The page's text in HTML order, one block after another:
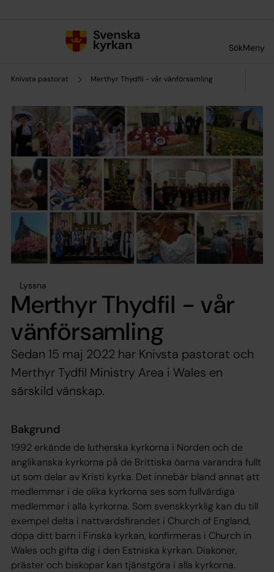
SökMeny
Knivsta pastorat Merthyr Thydfil - vår vänförsamling
Lyssna
Merthyr Thydfil - vår
vänförsamling
Sedan 15 maj 2022 har Knivsta pastorat och
Merthyr Tydfil Ministry Area i Wales en
särskild vänskap.
Bakgrund
1992 erkände de lutherska kyrkorna i Norden och de
anglikanska kyrkorna på de Brittiska öarna varandra fullt
ut som delar av Kristi kyrka. Det innebär bland annat att
medlemmar i de olika kyrkorna ses som fullvärdiga
medlemmar i alla kyrkorna. Som svenskkyrklig kan du till
exempel delta i nattvardsfirandet i Church of England,
döpa ditt barn i Finska kyrkan, konfirmeras i Church in
Wales och gifta dig i den Estniska kyrkan. Diakoner,
präster och biskopar kan tjänstgöra i alla kyrkorna.